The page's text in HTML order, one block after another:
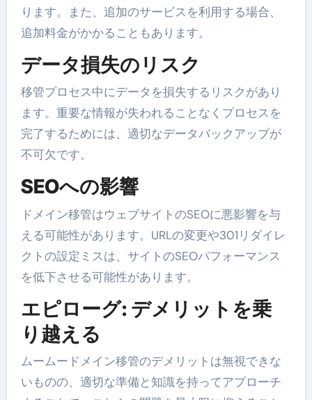
ります。また、追加のサービスを利用する場合、
追加料金がかかることもあります。
データ損失のリスク
移管プロセス中にデータを損失するリスクがあり
ます。重要な情報が失われることなくプロセスを
完了するためには、適切なデータバックアップが
不可欠です。
SEOへの影響
ドメイン移管はウェブサイトのSEOに悪影響を与
える可能性があります。URLの変更や301リダイレ
クトの設定ミスは、サイトのSEOパフォーマンス
を低下させる可能性があります。
エピローグ: デメリットを乗
り越える
ムームードメイン移管のデメリットは無視できな
いものの、適切な準備と知識を持ってアプローチ